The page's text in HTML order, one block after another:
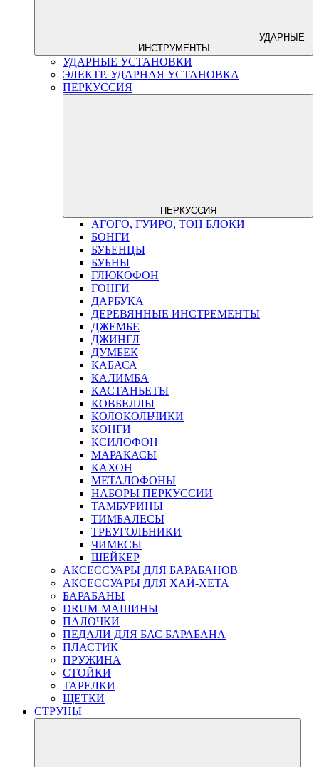
УДАРНЫЕ
ИНСТРУМЕНТЫ
УДАРНЫЕ УСТАНОВКИ
ЭЛЕКТР. УДАРНАЯ УСТАНОВКА
ПЕРКУССИЯ
ПЕРКУССИЯ
АГОГО, ГУИРО, ТОН БЛОКИ
БОНГИ
БУБЕНЦЫ
БУБНЫ
ГЛЮКОФОН
ГОНГИ
ДАРБУКА
ДЕРЕВЯННЫЕ ИНСТРЕМЕНТЫ
ДЖЕМБЕ
ДЖИНГЛ
ДУМБЕК
КАБАСА
КАЛИМБА
КАСТАНЬЕТЫ
КОВБЕЛЛЫ
КОЛОКОЛЬЧИКИ
КОНГИ
КСИЛОФОН
МАРАКАСЫ
КАХОН
МЕТАЛОФОНЫ
НАБОРЫ ПЕРКУССИИ
ТАМБУРИНЫ
ТИМБАЛЕСЫ
ТРЕУГОЛЬНИКИ
ЧИМЕСЫ
ШЕЙКЕР
АКСЕССУАРЫ ДЛЯ БАРАБАНОВ
АКСЕССУАРЫ ДЛЯ ХАЙ-ХЕТА
БАРАБАНЫ
DRUM-МАШИНЫ
ПАЛОЧКИ
ПЕДАЛИ ДЛЯ БАС БАРАБАНА
ПЛАСТИК
ПРУЖИНА
СТОЙКИ
ТАРЕЛКИ
ЩЕТКИ
СТРУНЫ